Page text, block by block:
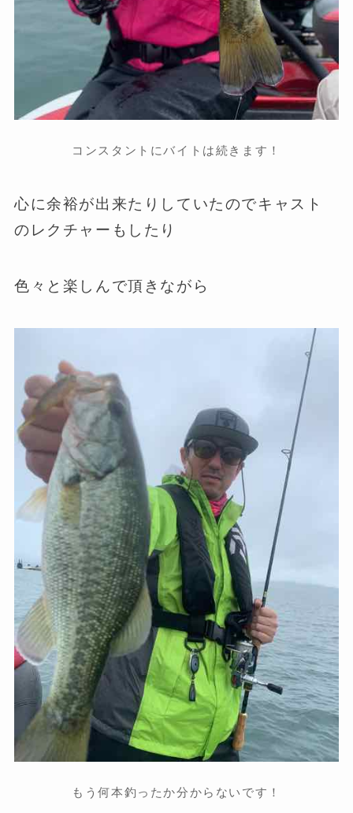
コンスタントにバイトは続きます！
心に余裕が出来たりしていたのでキャスト
のレクチャーもしたり
色々と楽しんで頂きながら
もう何本釣ったか分からないです！